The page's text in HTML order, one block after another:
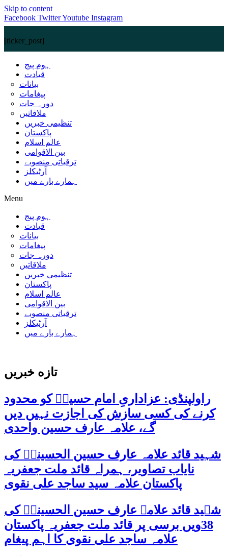
Skip to content
Facebook TwitterYoutube Instagram
[ticker_post]
ہوم پیج
قیادت
بیانات
پیغامات
دورہ جات
ملاقاتیں
تنظیمی خبریں
پاکستان
عالم اسلام
بین الاقوامی
ترقیاتی منصوبے
آرٹیکلز
ہمارے بارے میں
Menu
ہوم پیج
قیادت
بیانات
پیغامات
دورہ جات
ملاقاتیں
تنظیمی خبریں
پاکستان
عالم اسلام
بین الاقوامی
ترقیاتی منصوبے
آرٹیکلز
ہمارے بارے میں
تازه خبریں
راولپنڈی: عزاداریِ امام حسینؑ کو محدود
کرنے کی کسی سازش کی اجازت نہیں دیں
گے، علامہ عارف حسین واحدی
شہید قائد علامہ عارف حسین الحسینیؒ کی
نایاب تصاویر، ہمراہ قائد ملت جعفریہ
پاکستان علامہ سید ساجد علی نقوی
شہید قائد علامہ عارف حسین الحسینیؒ کی
38ویں برسی پر قائد ملت جعفریہ پاکستان
علامہ ساجد علی نقوی کا اہم پیغام